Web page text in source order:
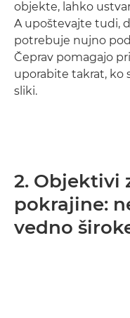
objekte, lahko
A upoštevajte tudi,
potrebuje nujno
Čeprav pomagajo
uporabite takrat, ko
sliki.
2. Objektivi
pokrajine:
vedno